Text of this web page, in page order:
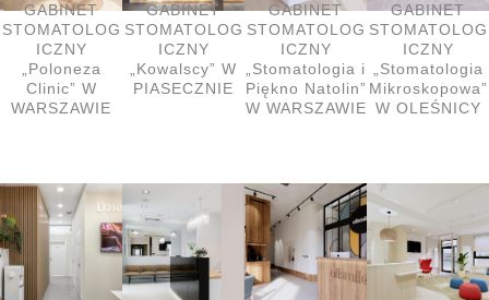
GABINET
STOMATOLOG
ICZNY
„Poloneza
Clinic” W
WARSZAWIE
GABINET
STOMATOLOG
ICZNY
„Kowalscy” W
PIASECZNIE
GABINET
STOMATOLOG
ICZNY
„Stomatologia i
Piękno Natolin”
W WARSZAWIE
GABINET
STOMATOLOG
ICZNY
„Stomatologia
Mikroskopowa”
W OLEŚNICY